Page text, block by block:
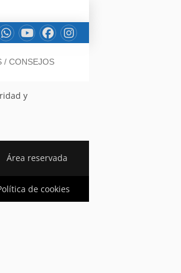
/ CONSEJOS
y
Área reservada
de cookies